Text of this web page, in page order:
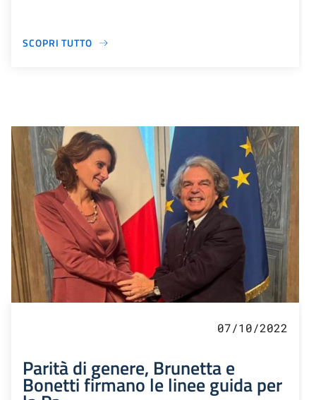
SCOPRI TUTTO
07/10/2022
Parità di genere, Brunetta e
Bonetti firmano le linee guida per